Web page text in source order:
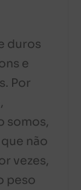
duros
e
Por
somos,
não
vezes,
peso